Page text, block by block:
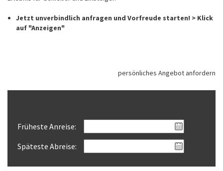
Jetzt unverbindlich anfragen und Vorfreude starten! > Klick
auf "Anzeigen"
persönliches Angebot anfordern
Früheste Anreise:
Späteste Abreise: